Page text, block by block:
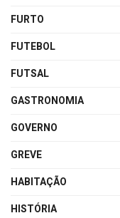
FURTO
FUTEBOL
FUTSAL
GASTRONOMIA
GOVERNO
GREVE
HABITAÇÃO
HISTÓRIA